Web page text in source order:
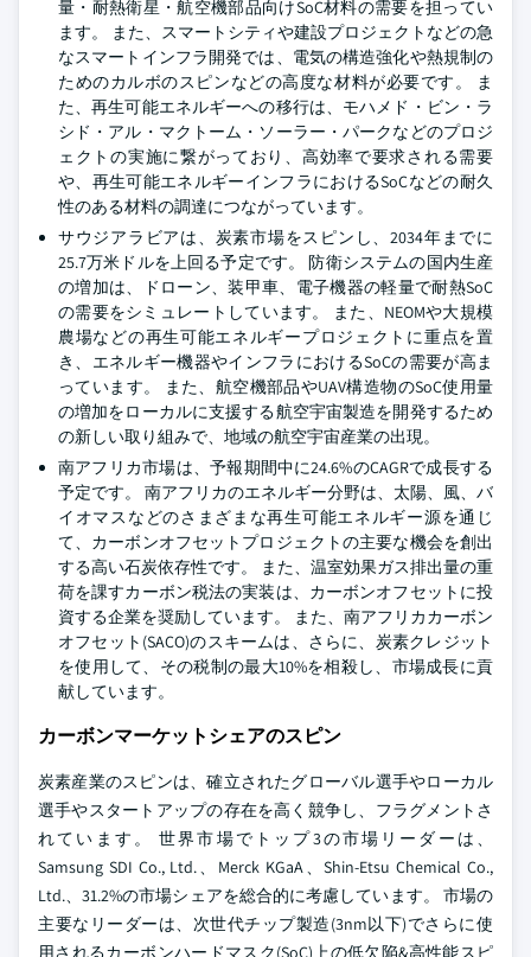
量・耐熱衛星・航空機部品向けSoC材料の需要を担ってい
ます。 また、スマートシティや建設プロジェクトなどの急
なスマートインフラ開発では、電気の構造強化や熱規制の
ためのカルボのスピンなどの高度な材料が必要です。 ま
た、再生可能エネルギーへの移行は、モハメド・ビン・ラ
シド・アル・マクトーム・ソーラー・パークなどのプロジ
ェクトの実施に繋がっており、高効率で要求される需要
や、再生可能エネルギーインフラにおけるSoCなどの耐久
性のある材料の調達につながっています。
サウジアラビアは、炭素市場をスピンし、2034年までに
25.7万米ドルを上回る予定です。 防衛システムの国内生産
の増加は、ドローン、装甲車、電子機器の軽量で耐熱SoC
の需要をシミュレートしています。 また、NEOMや大規模
農場などの再生可能エネルギープロジェクトに重点を置
き、エネルギー機器やインフラにおけるSoCの需要が高ま
っています。 また、航空機部品やUAV構造物のSoC使用量
の増加をローカルに支援する航空宇宙製造を開発するため
の新しい取り組みで、地域の航空宇宙産業の出現。
南アフリカ市場は、予報期間中に24.6%のCAGRで成長する
予定です。 南アフリカのエネルギー分野は、太陽、風、バ
イオマスなどのさまざまな再生可能エネルギー源を通じ
て、カーボンオフセットプロジェクトの主要な機会を創出
する高い石炭依存性です。 また、温室効果ガス排出量の重
荷を課すカーボン税法の実装は、カーボンオフセットに投
資する企業を奨励しています。 また、南アフリカカーボン
オフセット(SACO)のスキームは、さらに、炭素クレジット
を使用して、その税制の最大10%を相殺し、市場成長に貢
献しています。
カーボンマーケットシェアのスピン
炭素産業のスピンは、確立されたグローバル選手やローカル
選手やスタートアップの存在を高く競争し、フラグメントさ
れています。 世界市場でトップ3の市場リーダーは、
Samsung SDI Co., Ltd.、Merck KGaA、Shin-Etsu Chemical Co.,
Ltd.、31.2%の市場シェアを総合的に考慮しています。 市場の
主要なリーダーは、次世代チップ製造(3nm以下)でさらに使
用されるカーボンハードマスク(SoC)上の低欠陥&高性能スピ